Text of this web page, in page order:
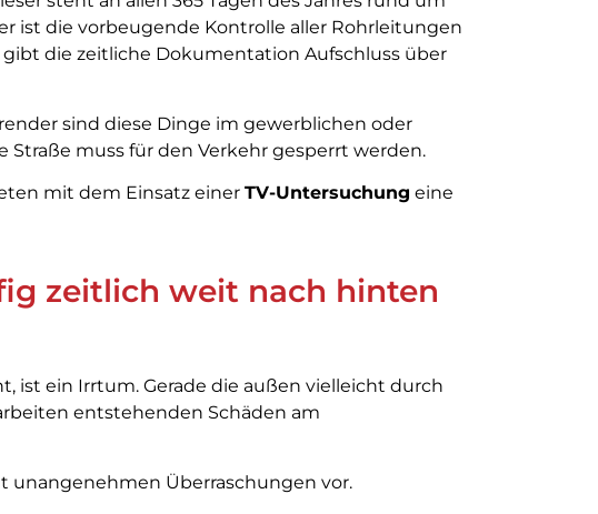
ist die vorbeugende Kontrolle aller Rohrleitungen
die zeitliche Dokumentation Aufschluss über
sind diese Dinge im gewerblichen oder
muss für den Verkehr gesperrt werden.
mit dem Einsatz einer TV-Untersuchung eine
zeitlich weit nach hinten
ist ein Irrtum. Gerade die außen vielleicht durch
entstehenden Schäden am
unangenehmen Überraschungen vor.